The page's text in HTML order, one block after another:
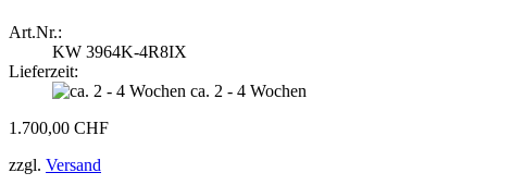
Art.Nr.:
KW 3964K-4R8IX
Lieferzeit:
ca. 2 - 4 Wochen
1.700,00 CHF
zzgl. Versand